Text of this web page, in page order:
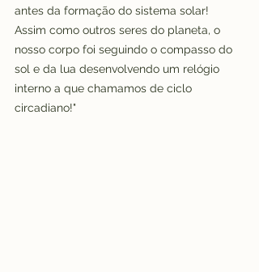
antes da formação do sistema solar!
Assim como outros seres do planeta, o
nosso corpo foi seguindo o compasso do
sol e da lua desenvolvendo um relógio
interno a que chamamos de ciclo
circadiano!"